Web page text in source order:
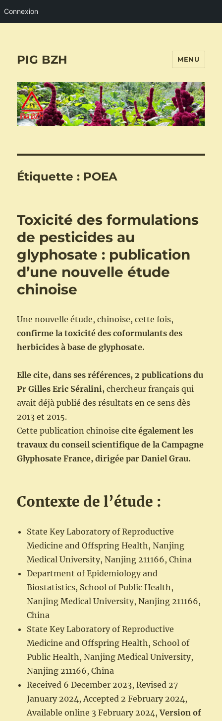
Connexion
PIG BZH MENU
Étiquette : POEA
Toxicité des formulations
de pesticides au
glyphosate : publication
d’une nouvelle étude
chinoise
Une nouvelle étude, chinoise, cette fois,
confirme la toxicité des coformulants des
herbicides à base de glyphosate.
Elle cite, dans ses références, 2 publications du
Pr Gilles Eric Séralini, chercheur français qui
avait déjà publié des résultats en ce sens dès
2013 et 2015.
Cette publication chinoisecite également les
travaux du conseil scientifique de la Campagne
Glyphosate France, dirigée par Daniel Grau.
Contexte de l’étude :
State Key Laboratory of Reproductive
Medicine and Offspring Health, Nanjing
Medical University, Nanjing 211166, China
Department of Epidemiology and
Biostatistics, School of Public Health,
Nanjing Medical University, Nanjing 211166,
China
State Key Laboratory of Reproductive
Medicine and Offspring Health, School of
Public Health, Nanjing Medical University,
Nanjing 211166, China
Received 6 December 2023, Revised 27
January 2024, Accepted 2 February 2024,
Available online 3 February 2024,Version of